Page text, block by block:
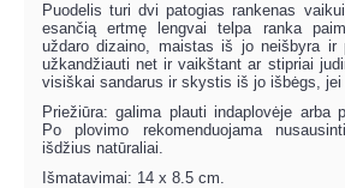
Puodelis turi dvi patogias rankenas
esančią ertmę lengvai telpa ranka
uždaro dizaino, maistas iš jo neišbyra ir
užkandžiauti net ir vaikštant ar stipriai
visiškai sandarus ir skystis iš jo išbėgs, jei
Priežiūra: galima plauti indaplovėje arba
Po plovimo rekomenduojama
išdžius natūraliai.
Išmatavimai: 14 x 8.5 cm.